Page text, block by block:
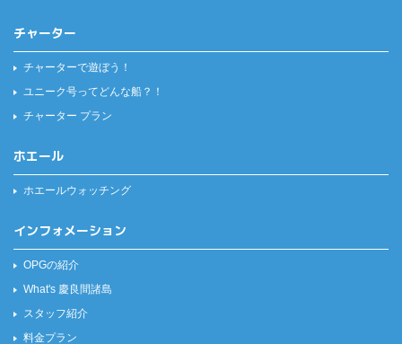
チャーター
チャーターで遊ぼう！
ユニーク号ってどんな船？！
チャーター プラン
ホエール
ホエールウォッチング
インフォメーション
OPGの紹介
What's 慶良間諸島
スタッフ紹介
料金プラン